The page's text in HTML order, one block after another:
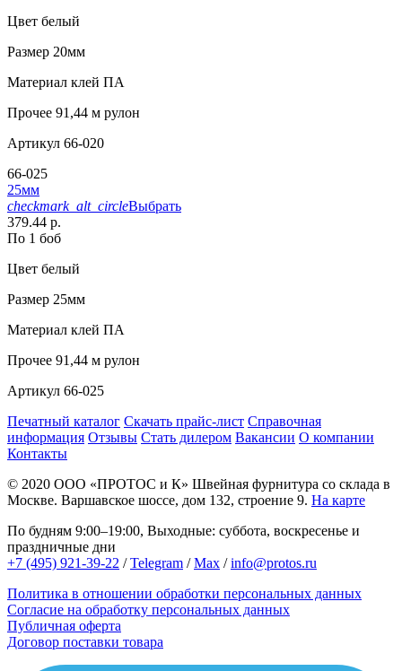
Цвет белый
Размер 20мм
Материал клей ПА
Прочее 91,44 м рулон
Артикул 66-020
66-025
25мм
checkmark_alt_circleВыбрать
379.44 р.
По 1 боб
Цвет белый
Размер 25мм
Материал клей ПА
Прочее 91,44 м рулон
Артикул 66-025
Печатный каталог Скачать прайс-лист Справочная
информация Отзывы Стать дилером Вакансии О компании
Контакты
© 2020 ООО «ПРОТОС и К» Швейная фурнитура со склада в
Москве. Варшавское шоссе, дом 132, строение 9. На карте
По будням 9:00–19:00, Выходные: суббота, воскресенье и
праздничные дни
+7 (495) 921-39-22 /Telegram /Max /info@protos.ru
Политика в отношении обработки персональных данных
Согласие на обработку персональных данных
Публичная оферта
Договор поставки товара